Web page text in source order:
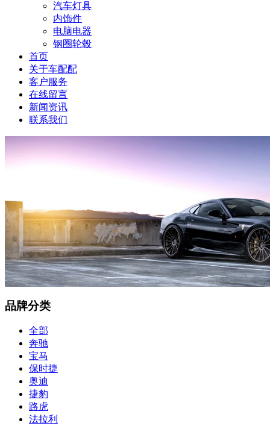
汽车灯具
内饰件
电脑电器
钢圈轮毂
首页
关于车配配
客户服务
在线留言
新闻资讯
联系我们
品牌分类
全部
奔驰
宝马
保时捷
奥迪
捷豹
路虎
法拉利